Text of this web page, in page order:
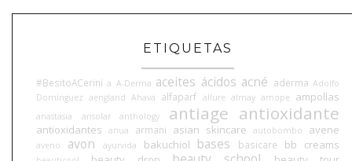
ETIQUETAS
#BesitoACerini a A-Derma aceites ácidos acné aderma Adolfo
Domínguez aengland Ahava alfaparf allure almay amope ampollas
anastasia ansolar anthology antiage antioxidante
antioxidantes anua armani asian skincare autobombo avene
aveno avon ayurvida bakuchiol bases basicare bb creams